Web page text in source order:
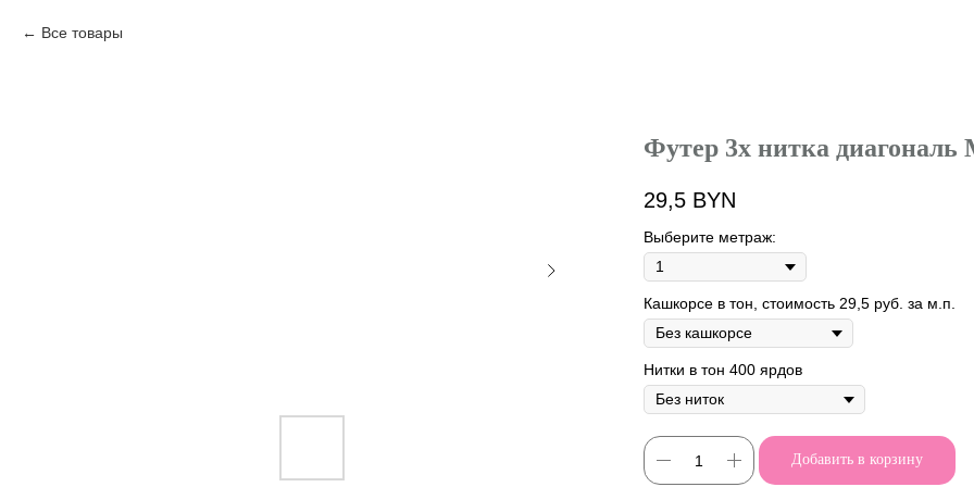
Все товары
Футер 3х нитка
29,5 BYN
Выберите метраж:
Кашкорсе в тон, стоимость 29,5 руб. за м.п.
Нитки в тон 400 ярдов
Добавить в корзину